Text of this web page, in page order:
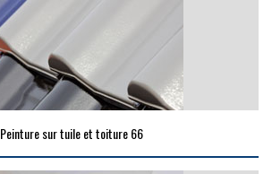
Peinture sur tuile et toiture 66